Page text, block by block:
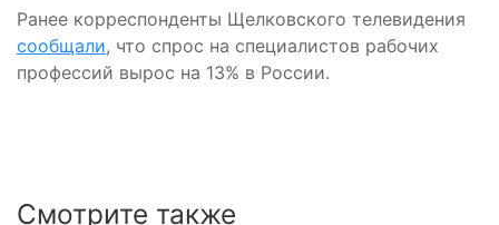
Ранее корреспонденты Щелковского телевидения
сообщали, что спрос на специалистов рабочих
профессий вырос на 13% в России.
Смотрите также